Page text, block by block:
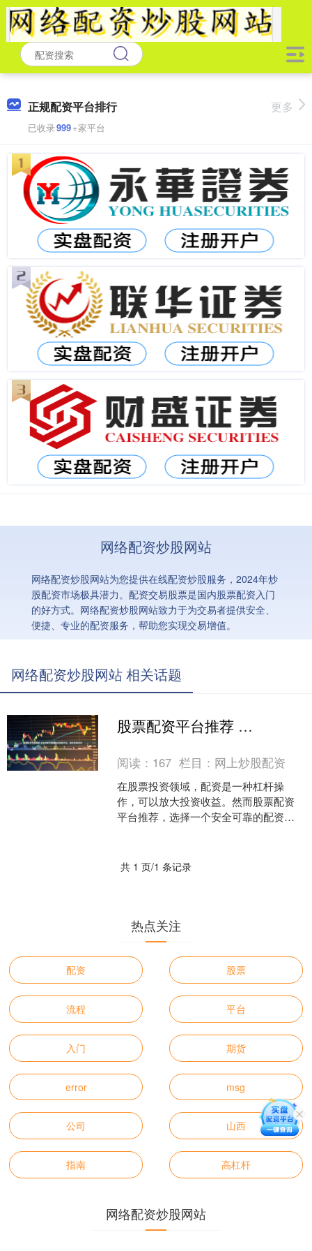
正规配资平台排行
已收录999+家平台
更多
网络配资炒股网站
网络配资炒股网站为您提供在线配资炒股服务，2024年炒
股配资市场极具潜力。配资交易股票是国内股票配资入门
的好方式。网络配资炒股网站致力于为交易者提供安全、
便捷、专业的配资服务，帮助您实现交易增值。
网络配资炒股网站 相关话题
股票配资平台推荐 安全可靠的股票配资正规平台，助你投资无忧
阅读： 167 栏目： 网上炒股配资
在股票投资领域，配资是一种杠杆操
作，可以放大投资收益。然而股票配资
平台推荐，选择一个安全可靠的配资平
共 1 页/1 条记录
热点关注
配资 股票
流程 平台
入门 期货
error msg
公司 山西
指南 高杠杆
网络配资炒股网站